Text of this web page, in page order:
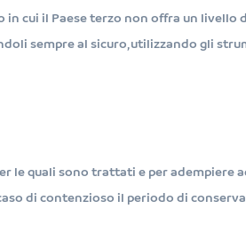
cui il Paese terzo non offra un
sempre al sicuro, utilizzando gli
quali sono trattati e per adempiere
di contenzioso il periodo di